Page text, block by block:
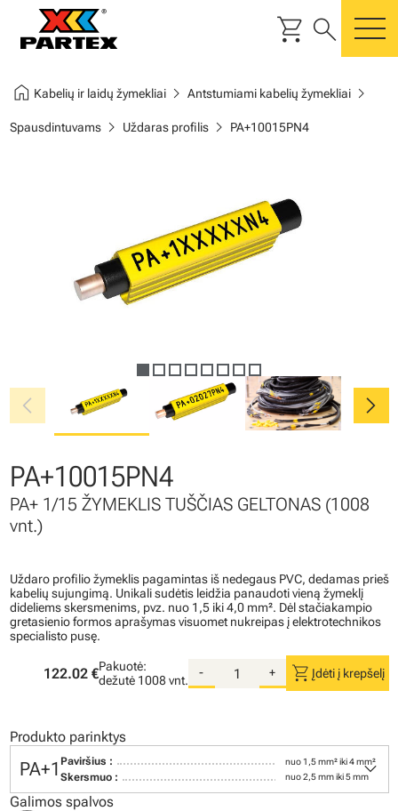
shopping_cart search
home Kabelių ir laidų žymekliaichevron_right Antstumiami kabelių žymekliaichevron_right
Spausdintuvamschevron_right Uždaras profilischevron_right PA+10015PN4
chevron_left chevron_right
PA+10015PN4
PA+ 1/15 ŽYMEKLIS TUŠČIAS GELTONAS (1008
vnt.)
Uždaro profilio žymeklis pagamintas iš nedegaus PVC, dedamas prieš
kabelių sujungimą. Unikali sudėtis leidžia panaudoti vieną žymeklį
dideliems skersmenims, pvz. nuo 1,5 iki 4,0 mm². Dėl stačiakampio
gretasienio formos aprašymas visuomet nukreipas į elektrotechnikos
specialisto pusę.
122.02 €Pakuotė:
dežutė 1008 vnt.
- + shopping_cart Įdėti į krepšelį
Produkto parinktys
PA+1 Paviršius : nuo 1,5 mm² iki 4 mm²
Skersmuo : nuo 2,5 mm iki 5 mm
keyboard_arrow_down
Galimos spalvos